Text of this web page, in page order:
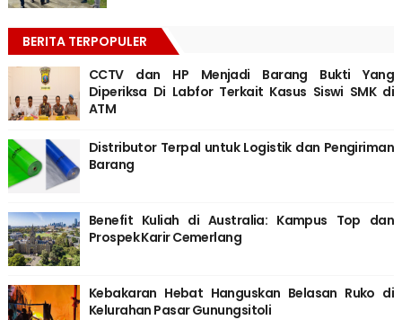
BERITA TERPOPULER
CCTV dan HP Menjadi Barang Bukti Yang
Diperiksa Di Labfor Terkait Kasus Siswi SMK di
ATM
Distributor Terpal untuk Logistik dan Pengiriman
Barang
Benefit Kuliah di Australia: Kampus Top dan
Prospek Karir Cemerlang
Kebakaran Hebat Hanguskan Belasan Ruko di
Kelurahan Pasar Gunungsitoli